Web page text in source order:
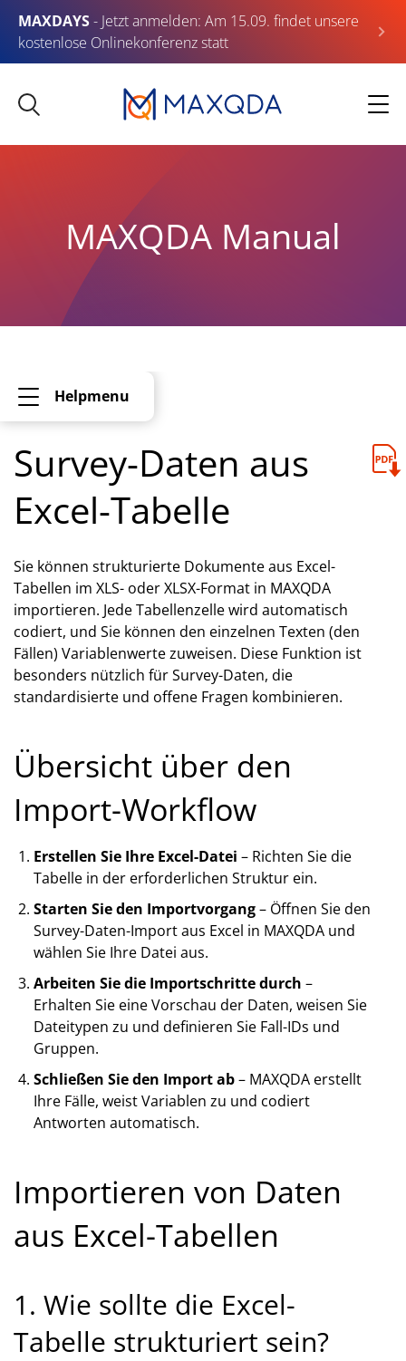
MAXDAYS- Jetzt anmelden: Am 15.09. findet unsere
kostenlose Onlinekonferenz statt
MAXQDA Manual
Helpmenu
Survey-Daten aus
Excel-Tabelle
Sie können strukturierte Dokumente aus Excel-
Tabellen im XLS- oder XLSX-Format in MAXQDA
importieren. Jede Tabellenzelle wird automatisch
codiert, und Sie können den einzelnen Texten (den
Fällen) Variablenwerte zuweisen. Diese Funktion ist
besonders nützlich für Survey-Daten, die
standardisierte und offene Fragen kombinieren.
Übersicht über den
Import-Workflow
Erstellen Sie Ihre Excel-Datei – Richten Sie die
Tabelle in der erforderlichen Struktur ein.
Starten Sie den Importvorgang– Öffnen Sie den
Survey-Daten-Import aus Excel in MAXQDA und
wählen Sie Ihre Datei aus.
Arbeiten Sie die Importschritte durch –
Erhalten Sie eine Vorschau der Daten, weisen Sie
Dateitypen zu und definieren Sie Fall-IDs und
Gruppen.
Schließen Sie den Import ab– MAXQDA erstellt
Ihre Fälle, weist Variablen zu und codiert
Antworten automatisch.
Importieren von Daten
aus Excel-Tabellen
1. Wie sollte die Excel-
Tabelle strukturiert sein?